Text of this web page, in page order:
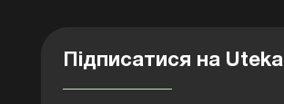
Підписатися на Uteka